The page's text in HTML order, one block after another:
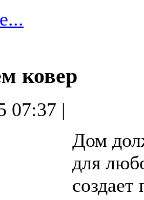
ковер
07:37 |
Дом
для